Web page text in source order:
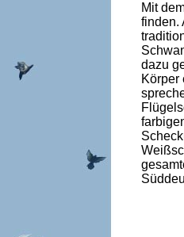
Mit
finden.
dazu
Körper